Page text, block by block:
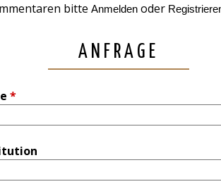
bitte Anmeldenoder
ANFRAGE
*